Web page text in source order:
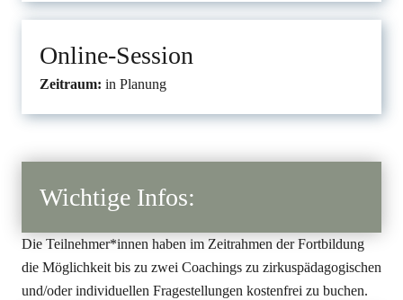
Online-Session
Zeitraum: in Planung
Wichtige Infos:
Die Teilnehmer*innen haben im Zeitrahmen der Fortbildung
die Möglichkeit bis zu zwei Coachings zu zirkuspädagogischen
und/oder individuellen Fragestellungen kostenfrei zu buchen.